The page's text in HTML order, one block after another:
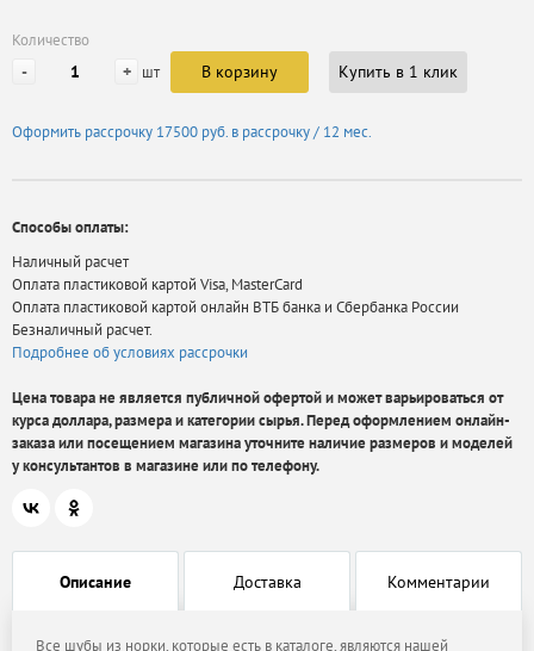
Количество
- + шт В корзину Купить в 1 клик
Оформить рассрочку 17500 руб. в рассрочку / 12 мес.
Способы оплаты:
Наличный расчет
Оплата пластиковой картой Visa, MasterCard
Оплата пластиковой картой онлайн ВТБ банка и Сбербанка России
Безналичный расчет.
Подробнее об условиях рассрочки
Цена товара не является публичной офертой и может варьироваться от
курса доллара, размера и категории сырья. Перед оформлением онлайн-
заказа или посещением магазина уточните наличие размеров и моделей
у консультантов в магазине или по телефону.
Описание Доставка Комментарии
Все шубы из норки, которые есть в каталоге, являются нашей